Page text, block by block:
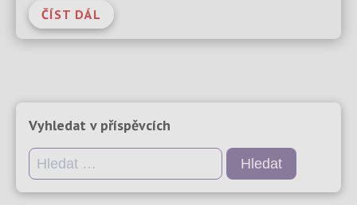
ČÍST DÁL
Vyhledat v příspěvcích
Vyhledávání